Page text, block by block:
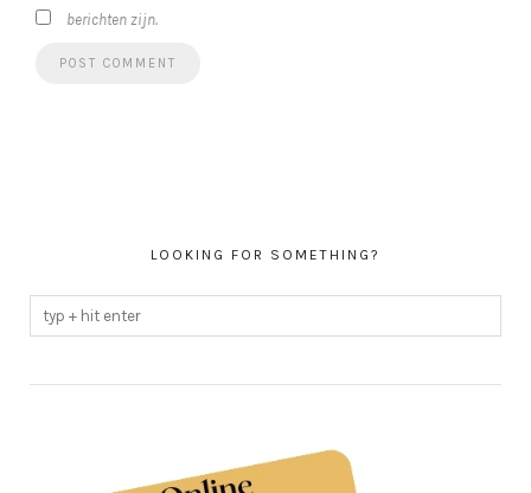
berichten zijn.
LOOKING FOR SOMETHING?